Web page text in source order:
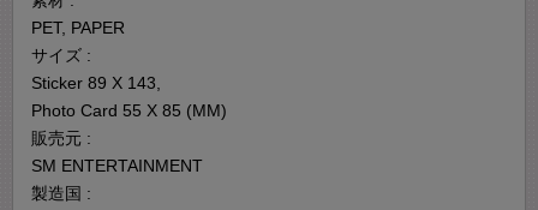
PET, PAPER
サイズ :
Sticker 89 X 143,
Photo Card 55 X 85 (MM)
販売元 :
SM ENTERTAINMENT
製造国 :